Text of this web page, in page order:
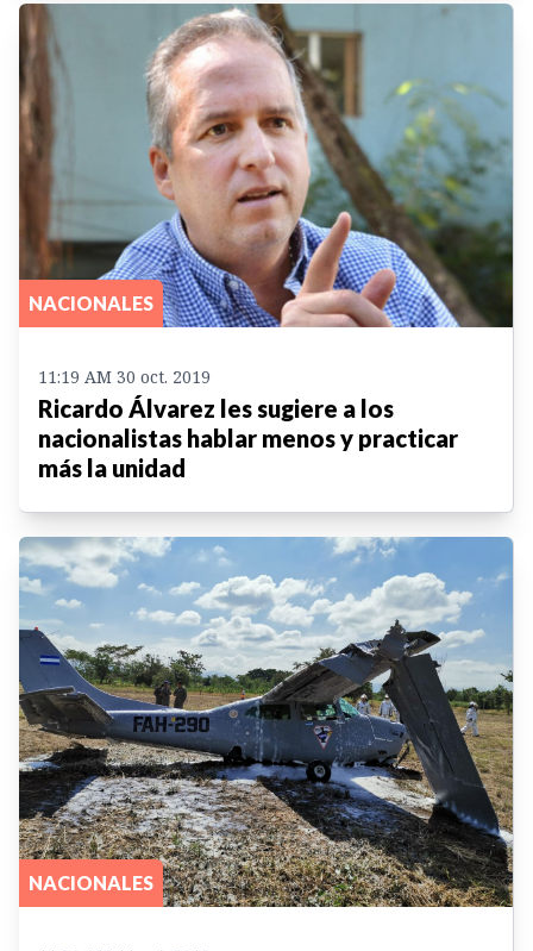
NACIONALES
11:19 AM 30 oct. 2019
Ricardo Álvarez les sugiere a los
nacionalistas hablar menos y practicar
más la unidad
NACIONALES